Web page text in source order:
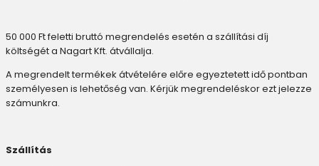
50 000 Ft feletti bruttó megrendelés esetén a szállítási díj
költségét a Nagart Kft. átvállalja.
A megrendelt termékek átvételére előre egyeztetett idő pontban
személyesen is lehetőség van. Kérjük megrendeléskor ezt jelezze
számunkra.
Szállítás